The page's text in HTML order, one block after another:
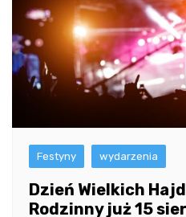
Festyny wydarzenia
Dzień Wielkich
Rodzinny już 15